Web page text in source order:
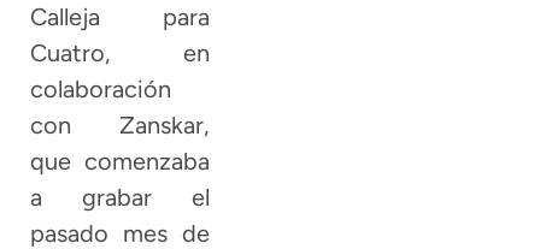
Calleja para
Cuatro, en
colaboración
con Zanskar,
que comenzaba
a grabar el
pasado mes de